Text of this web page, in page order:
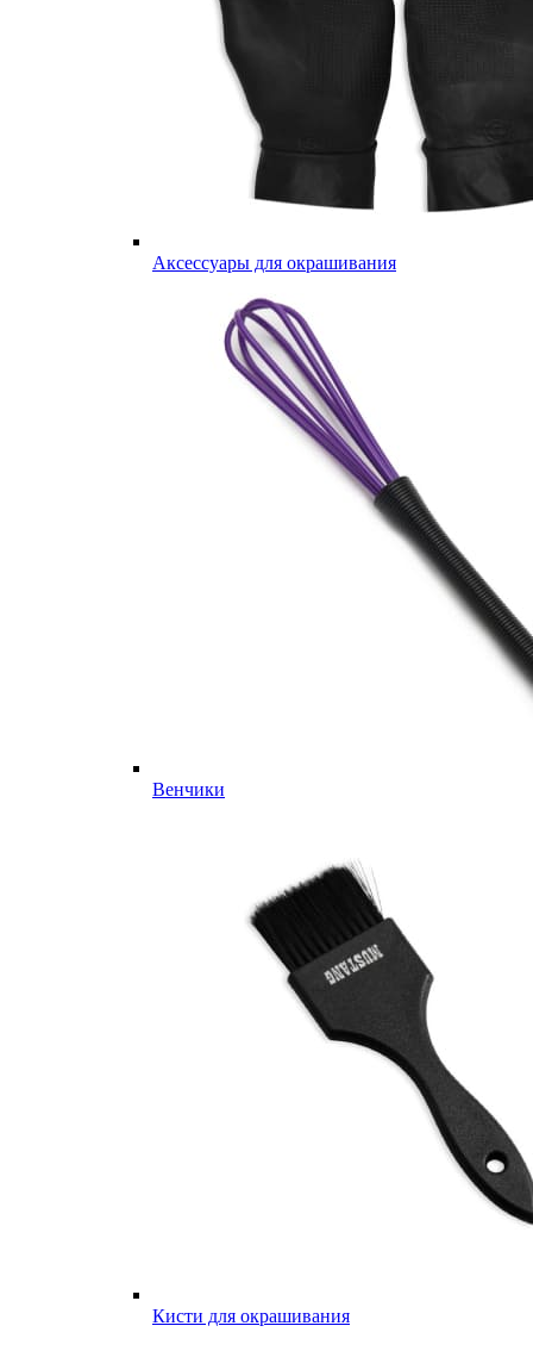
Аксессуары для окрашивания
Венчики
Кисти для окрашивания